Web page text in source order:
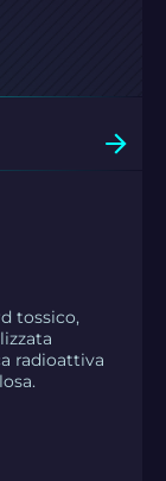
tossico,
radioattiva